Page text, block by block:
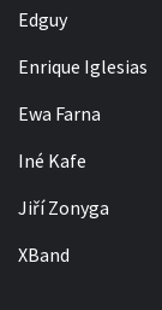
Edguy
Enrique Iglesias
Ewa Farna
Iné Kafe
Jiří Zonyga
XBand